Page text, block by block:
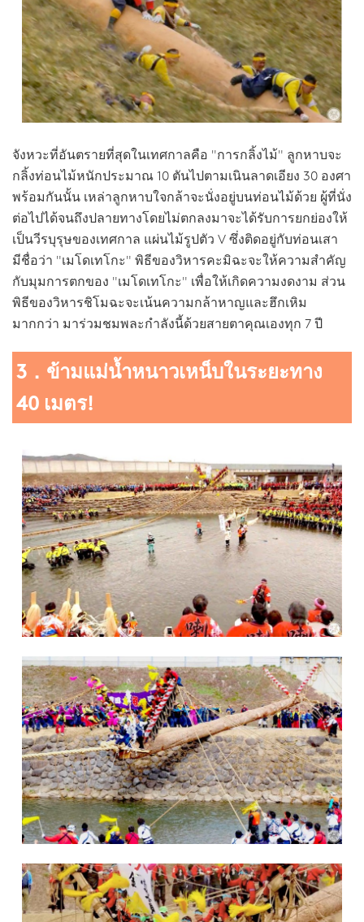
จังหวะที่อันตรายที่สุดในเทศกาลคือ "การกลิ้งไม้" ลูกหาบจะ
กลิ้งท่อนไม้หนักประมาณ 10 ตันไปตามเนินลาดเอียง 30 องศา
พร้อมกันนั้น เหล่าลูกหาบใจกล้าจะนั่งอยู่บนท่อนไม้ด้วย ผู้ที่นั่ง
ต่อไปได้จนถึงปลายทางโดยไม่ตกลงมาจะได้รับการยกย่องให้
เป็นวีรบุรุษของเทศกาล แผ่นไม้รูปตัว V ซึ่งติดอยู่กับท่อนเสา
มีชื่อว่า "เมโดเทโกะ" พิธีของวิหารคะมิฉะจะให้ความสำคัญ
กับมุมการตกของ "เมโดเทโกะ" เพื่อให้เกิดความงดงาม ส่วน
พิธีของวิหารชิโมฉะจะเน้นความกล้าหาญและฮึกเหิม
มากกว่า มาร่วมชมพละกำลังนี้ด้วยสายตาคุณเองทุก 7 ปี
3．ข้ามแม่น้ำหนาวเหน็บในระยะทาง
40 เมตร!